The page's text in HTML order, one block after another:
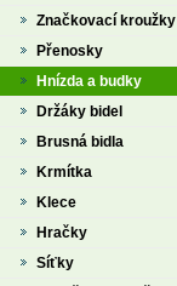
Značkovací kroužky
Přenosky
Hnízda a budky
Držáky bidel
Brusná bidla
Krmítka
Klece
Hračky
Síťky